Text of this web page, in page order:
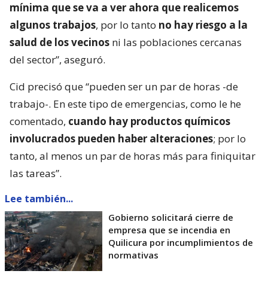
mínima que se va a ver ahora que realicemos
algunos trabajos, por lo tanto no hay riesgo a la
salud de los vecinos ni las poblaciones cercanas
del sector”, aseguró.
Cid precisó que “pueden ser un par de horas -de
trabajo-. En este tipo de emergencias, como le he
comentado, cuando hay productos químicos
involucrados pueden haber alteraciones; por lo
tanto, al menos un par de horas más para finiquitar
las tareas”.
Lee también...
Gobierno solicitará cierre de
empresa que se incendia en
Quilicura por incumplimientos de
normativas